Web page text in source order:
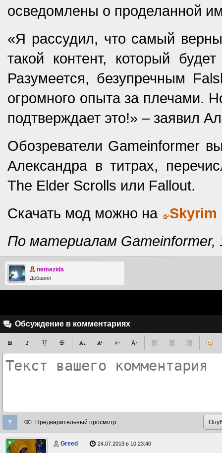
осведомлены о проделанной
«Я рассудил, что самый
такой контент, который
Разумеется, безупречным
огромного опыта за плечами.
подтверждает это!» – заявил
Обозреватели Gameinformer
Александра в титрах,
The Elder Scrolls или Fallout.
Скачать мод можно на
Skyrim
По материалам Gameinformer,
nemezida
Добавил
Обсуждение в комментариях
Предварительный просмотр
Greed 24.07.2013 в 10:23:40